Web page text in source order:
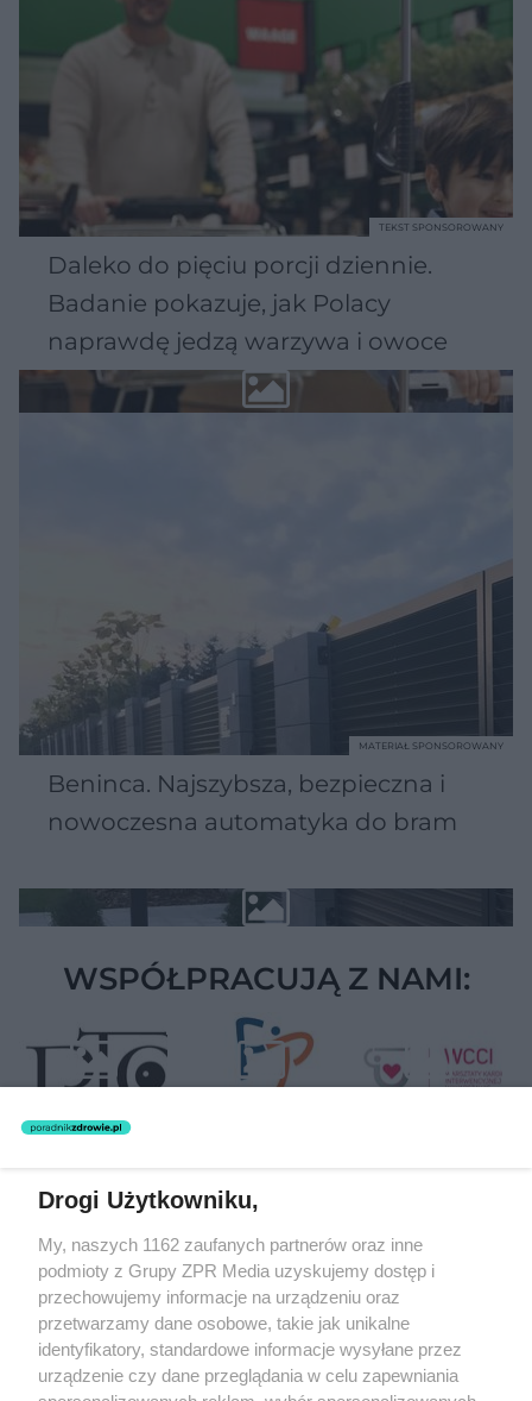
Daleko do pięciu porcji dziennie.
Badanie pokazuje, jak Polacy
naprawdę jedzą warzywa i owoce
TEKST SPONSOROWANY
Beninca. Najszybsza, bezpieczna i
nowoczesna automatyka do bram
MATERIAŁ SPONSOROWANY
WSPÓŁPRACUJĄ Z NAMI:
rozpowszechniany lub dalej rozpowszechniany w jakikolwiek sposób
(w tym także elektroniczny lub mechaniczny) na jakimkolwiek polu
eksploatacji w jakiejkolwiek formie, włącznie z umieszczaniem w
Internecie bez pisemnej zgody właściciela praw. Jakiekolwiek użycie
lub wykorzystanie utworów w całości lub w części z naruszeniem
prawa, tzn. bez właściwej zgody, jest zabronione pod groźbą kary i
może być ścigane prawnie.
Drogi Użytkowniku,
My, naszych 1162 zaufanych partnerów oraz inne
podmioty z Grupy ZPR Media uzyskujemy dostęp i
przechowujemy informacje na urządzeniu oraz
przetwarzamy dane osobowe, takie jak unikalne
identyfikatory, standardowe informacje wysyłane przez
urządzenie czy dane przeglądania w celu zapewniania